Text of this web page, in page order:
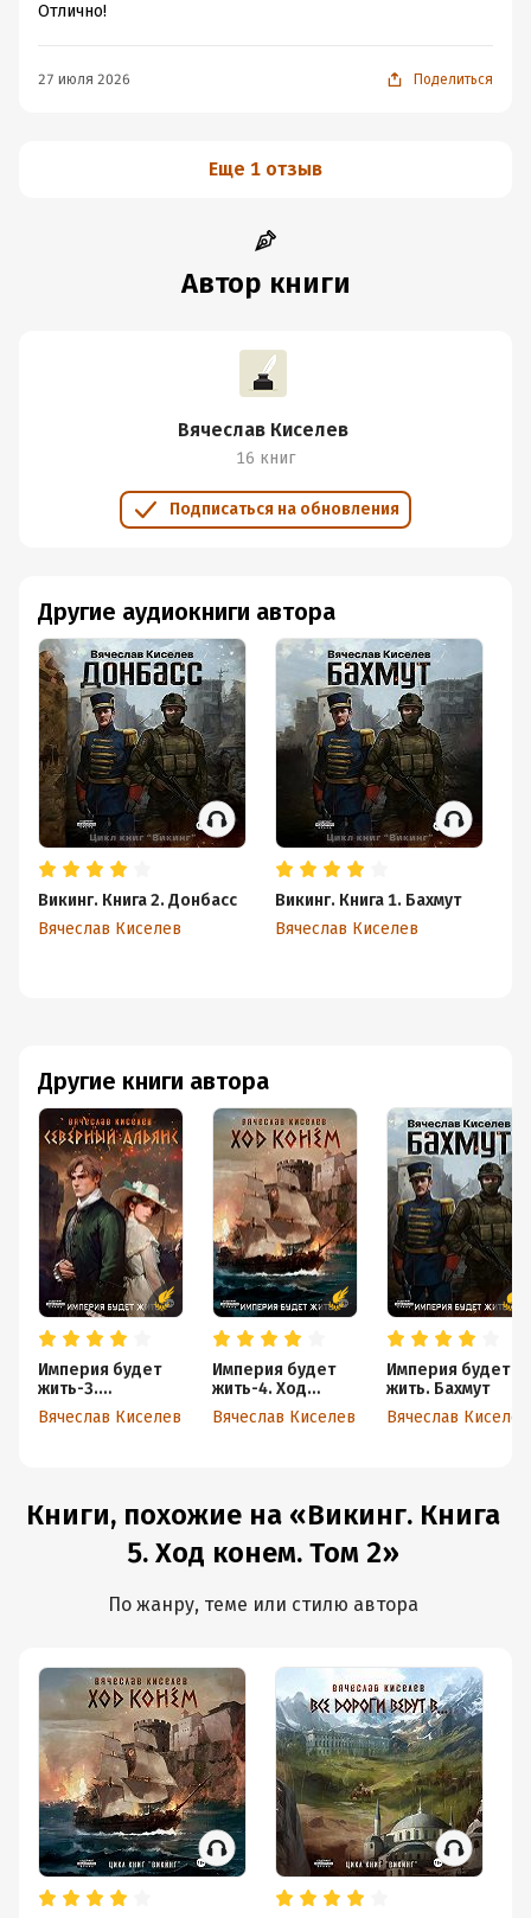
Отлично!
27 июля 2026 Поделиться
Еще 1 отзыв
Автор книги
Вячеслав Киселев
16 книг
Подписаться на обновления
Другие книги автора
Империя будет
жить-3.
Северный Альянс
Вячеслав Киселев
Империя будет
жить-4. Ход
конем
Вячеслав Киселев
Империя будет
жить. Бахмут
Вячеслав Киселев
Другие аудиокниги автора
Викинг. Книга 2. Донбасс
Вячеслав Киселев
Викинг. Книга 1. Бахмут
Вячеслав Киселев
Книги, похожие на «Викинг. Книга
5. Ход конем. Том 2»
По жанру, теме или стилю автора